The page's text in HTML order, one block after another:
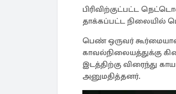
பிரிவிற்குட்பட்ட
தாக்கப்பட்ட நிலையில்
பெண் ஒருவர்
காவல்நிலையத்துக்கு
இடத்திற்கு விரைந்து
அனுமதித்தனர்.